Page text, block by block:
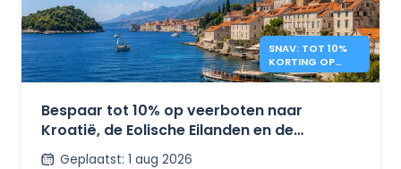
SNAV: TOT 10%
KORTING OP
VEERBOTEN NAAR
Bespaar tot 10% op veerboten naar
Kroatië, de Eolische Eilanden en de
Pontijnse Eilanden met SNAV.
Geplaatst: 1 aug 2026